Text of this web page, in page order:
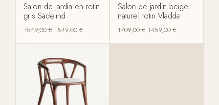
Salon de jardin en rotin
gris Sadelind
1849,00€ 1549,00€
Salon de jardin beige
naturel rotin Vladda
1709,00€ 1459,00 €